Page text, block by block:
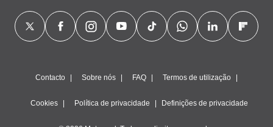
Contacto Sobre nós FAQ Termos de utilização
Cookies Política de privacidade Definições de privacidade